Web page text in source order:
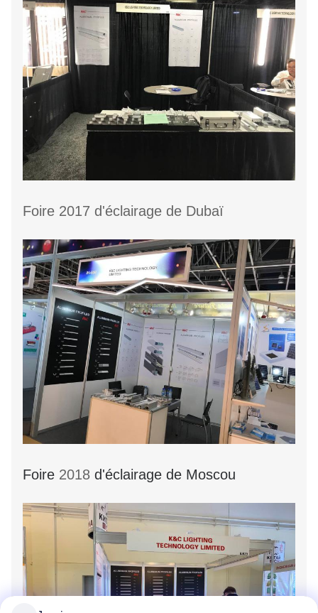
Foire 2017 d'éclairage de Dubaï
Foire 2018 d'éclairage de Moscou